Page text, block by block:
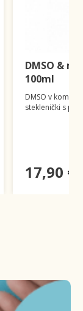
DMSO &
100ml
DMSO v
steklenički s
17,90 €